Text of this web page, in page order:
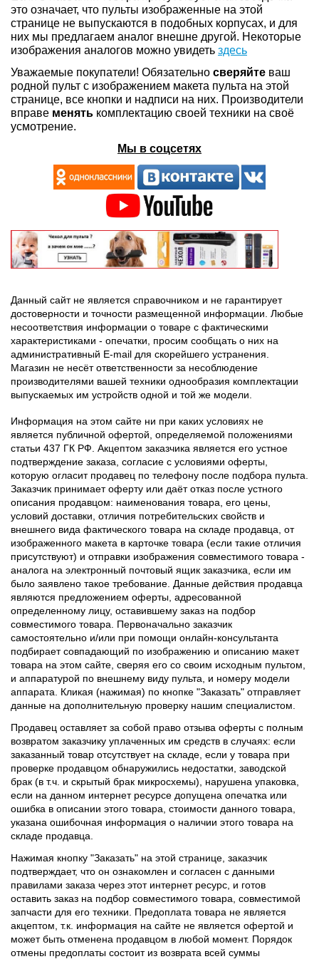
это означает, что пульты изображенные на этой
странице не выпускаются в подобных корпусах, и для
них мы предлагаем аналог внешне другой. Некоторые
изображения аналогов можно увидеть здесь
Уважаемые покупатели! Обязательно сверяйте ваш
родной пульт с изображением макета пульта на этой
странице, все кнопки и надписи на них. Производители
вправе менять комплектацию своей техники на своё
усмотрение.
Мы в соцсетях
Данный сайт не является справочником и не гарантирует
достоверности и точности размещенной информации. Любые
несоответствия информации о товаре с фактическими
характеристиками - опечатки, просим сообщать о них на
административный E-mail для скорейшего устранения.
Магазин не несёт ответственности за несоблюдение
производителями вашей техники однообразия комплектации
выпускаемых им устройств одной и той же модели.
Информация на этом сайте ни при каких условиях не
является публичной офертой, определяемой положениями
статьи 437 ГК РФ. Акцептом заказчика является его устное
подтверждение заказа, согласие с условиями оферты,
которую огласит продавец по телефону после подбора пульта.
Заказчик принимает оферту или даёт отказ после устного
описания продавцом: наименования товара, его цены,
условий доставки, отличия потребительских свойств и
внешнего вида фактического товара на складе продавца, от
изображенного макета в карточке товара (если такие отличия
присутствуют) и отправки изображения совместимого товара -
аналога на электронный почтовый ящик заказчика, если им
было заявлено такое требование. Данные действия продавца
являются предложением оферты, адресованной
определенному лицу, оставившему заказ на подбор
совместимого товара. Первоначально заказчик
самостоятельно и/или при помощи онлайн-консультанта
подбирает совпадающий по изображению и описанию макет
товара на этом сайте, сверяя его со своим исходным пультом,
и аппаратурой по внешнему виду пульта, и номеру модели
аппарата. Кликая (нажимая) по кнопке "Заказать" отправляет
данные на дополнительную проверку нашим специалистом.
Продавец оставляет за собой право отзыва оферты с полным
возвратом заказчику уплаченных им средств в случаях: если
заказанный товар отсутствует на складе, если у товара при
проверке продавцом обнаружились недостатки, заводской
брак (в т.ч. и скрытый брак микросхемы), нарушена упаковка,
если на данном интернет ресурсе допущена опечатка или
ошибка в описании этого товара, стоимости данного товара,
указана ошибочная информация о наличии этого товара на
складе продавца.
Нажимая кнопку "Заказать" на этой странице, заказчик
подтверждает, что он ознакомлен и согласен с данными
правилами заказа через этот интернет ресурс, и готов
оставить заказ на подбор совместимого товара, совместимой
запчасти для его техники. Предоплата товара не является
акцептом, т.к. информация на сайте не является офертой и
может быть отменена продавцом в любой момент. Порядок
отмены предоплаты состоит из возврата всей суммы